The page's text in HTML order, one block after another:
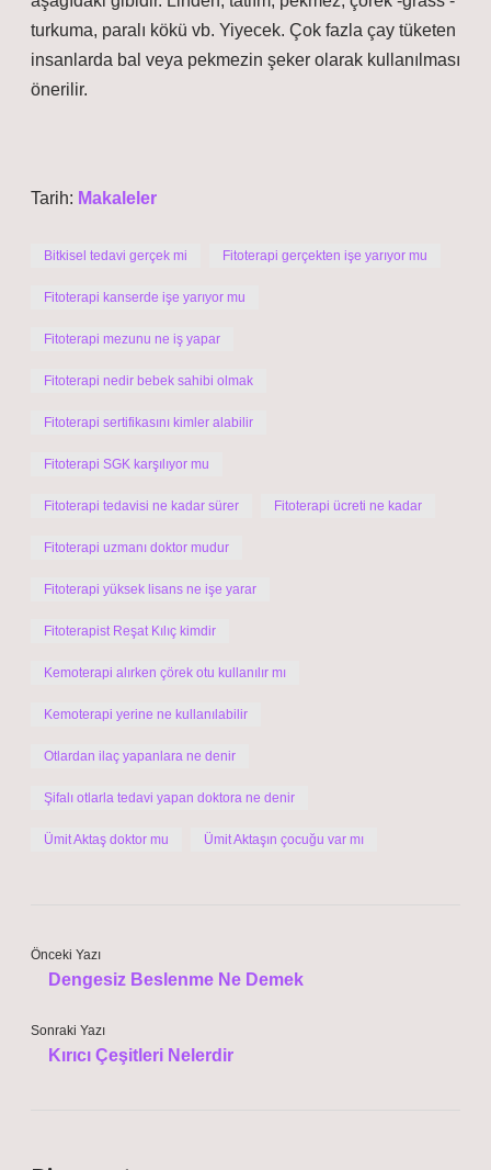
turkuma, paralı kökü vb. Yiyecek. Çok fazla çay tüketen
insanlarda bal veya pekmezin şeker olarak kullanılması
önerilir.
Tarih: Makaleler
Bitkisel tedavi gerçek mi Fitoterapi gerçekten işe yarıyor mu
Fitoterapi kanserde işe yarıyor mu
Fitoterapi mezunu ne iş yapar
Fitoterapi nedir bebek sahibi olmak
Fitoterapi sertifikasını kimler alabilir
Fitoterapi SGK karşılıyor mu
Fitoterapi tedavisi ne kadar sürer Fitoterapi ücreti ne kadar
Fitoterapi uzmanı doktor mudur
Fitoterapi yüksek lisans ne işe yarar
Fitoterapist Reşat Kılıç kimdir
Kemoterapi alırken çörek otu kullanılır mı
Kemoterapi yerine ne kullanılabilir
Otlardan ilaç yapanlara ne denir
Şifalı otlarla tedavi yapan doktora ne denir
Ümit Aktaş doktor mu Ümit Aktaşın çocuğu var mı
Önceki Yazı
Dengesiz Beslenme Ne Demek
Sonraki Yazı
Kırıcı Çeşitleri Nelerdir